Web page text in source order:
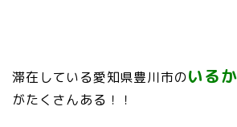
滞在している愛知県豊川市のいる
がたくさんある！！